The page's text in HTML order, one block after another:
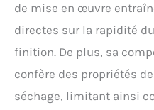
de mise en œuvre
directes sur la rapidité
finition. De plus, sa
confère des propriétés
séchage, limitant ainsi